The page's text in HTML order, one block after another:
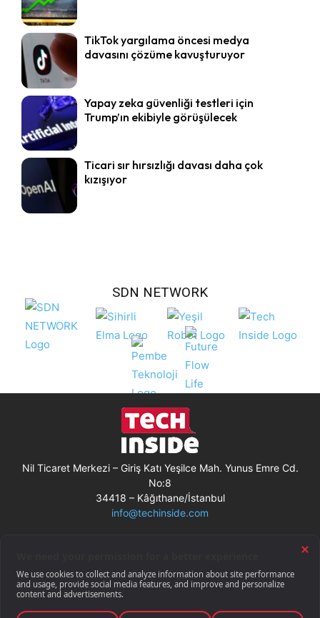
TikTok yargılama öncesi medya
davasını çözüme kavuşturuyor
Yapay zeka güvenliği testleri için
Trump’ın ekibiyle görüşülecek
Ticari sır hırsızlığı davası daha çok
kızışıyor
SDN NETWORK
Nil Ticaret Merkezi – Giriş Katı Yeşilce Mah. Yunus Emre Cd.
No:8
34418 – Kâğıthane/İstanbul
info@techinside.com
Gizlilik Bildirimi
RSS